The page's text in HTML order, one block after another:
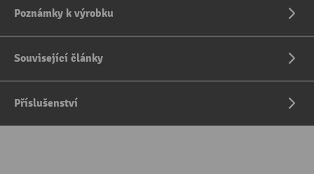
Poznámky k výrobku
Související články
Příslušenství